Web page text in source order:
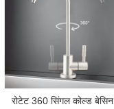
रोटेट 360 सिंगल कोल्ड बेसिन